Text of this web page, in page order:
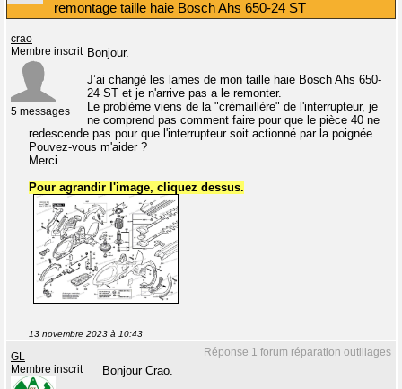
remontage taille haie Bosch Ahs 650-24 ST
crao
Membre inscrit
5 messages
Bonjour.
J’ai changé les lames de mon taille haie Bosch Ahs 650-
24 ST et je n'arrive pas a le remonter.
Le problème viens de la "crémaillère" de l'interrupteur, je
ne comprend pas comment faire pour que le pièce 40 ne
redescende pas pour que l'interrupteur soit actionné par la poignée.
Pouvez-vous m'aider ?
Merci.
Pour agrandir l'image, cliquez dessus.
13 novembre 2023 à 10:43
Réponse 1 forum réparation outillages
GL
Membre inscrit
Bonjour Crao.